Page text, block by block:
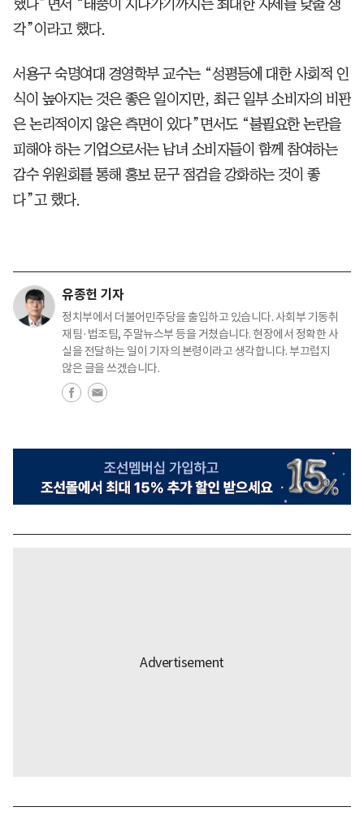
했다”면서 “태풍이 지나가기까지는 최대한 자세를 낮출 생
각”이라고 했다.
서용구 숙명여대 경영학부 교수는 “성평등에 대한 사회적 인
식이 높아지는 것은 좋은 일이지만, 최근 일부 소비자의 비판
은 논리적이지 않은 측면이 있다”면서도 “불필요한 논란을
피해야 하는 기업으로서는 남녀 소비자들이 함께 참여하는
감수 위원회를 통해 홍보 문구 점검을 강화하는 것이 좋
다”고 했다.
유종헌 기자
정치부에서 더불어민주당을 출입하고 있습니다. 사회부 기동취
재팀·법조팀, 주말뉴스부 등을 거쳤습니다. 현장에서 정확한 사
실을 전달하는 일이 기자의 본령이라고 생각합니다. 부끄럽지
않은 글을 쓰겠습니다.